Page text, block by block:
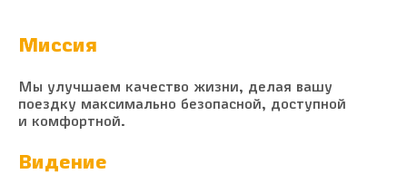
Миссия
Мы улучшаем качество жизни, делая вашу
поездку максимально безопасной, доступной
и комфортной.
Видение